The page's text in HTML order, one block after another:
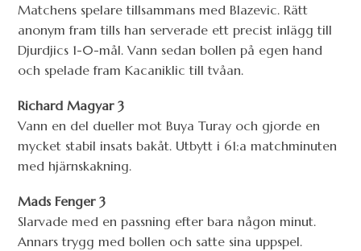
Matchens spelare tillsammans med Blazevic. Rätt
anonym fram tills han serverade ett precist inlägg till
Djurdjics 1-0-mål. Vann sedan bollen på egen hand
och spelade fram Kacaniklic till tvåan.
Richard Magyar 3
Vann en del dueller mot Buya Turay och gjorde en
mycket stabil insats bakåt. Utbytt i 61:a matchminuten
med hjärnskakning.
Mads Fenger 3
Slarvade med en passning efter bara någon minut.
Annars trygg med bollen och satte sina uppspel.